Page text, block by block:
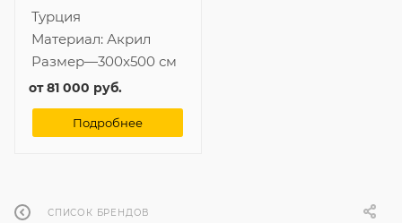
Турция
Материал: Акрил
Размер—300x500 см
от81 000 руб.
Подробнее
СПИСОК БРЕНДОВ